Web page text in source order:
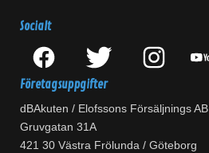
Socialt
Företagsuppgifter
dBAkuten / Elofssons Försäljnings AB
Gruvgatan 31A
421 30 Västra Frölunda / Göteborg